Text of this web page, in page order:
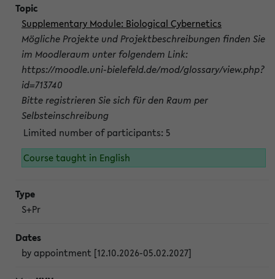
Supplementary Module: Biological Cybernetics
Mögliche Projekte und Projektbeschreibungen finden Sie
im Moodleraum unter folgendem Link:
https://moodle.uni-bielefeld.de/mod/glossary/view.php?
id=713740
Bitte registrieren Sie sich für den Raum per
Selbsteinschreibung
Limited number of participants: 5
Course taught in English
S+Pr
by appointment [12.10.2026-05.02.2027]